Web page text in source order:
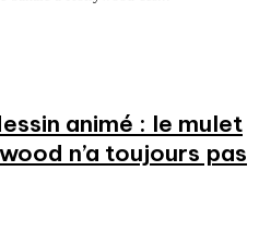
animé : le mulet
n’a toujours pas